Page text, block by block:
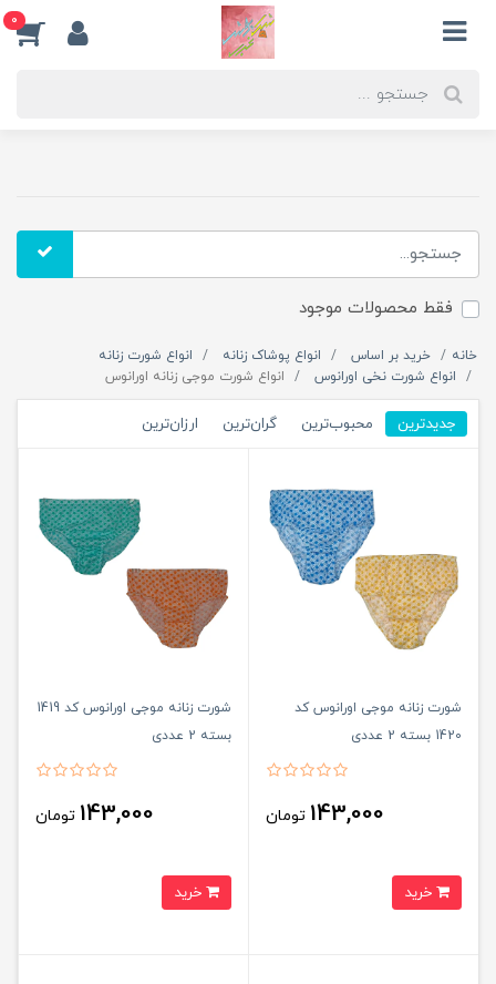
0
فقط محصولات موجود
خانه خرید بر اساس انواع پوشاک زنانه
انواع شورت زنانه
انواع شورت نخی اورانوس
انواع شورت موجی زنانه اورانوس
جدیدترین محبوب‌ترین گران‌ترین ارزان‌ترین
شورت زنانه موجی اورانوس کد
1420 بسته 2 عددی
143,000 تومان
شورت زنانه موجی اورانوس کد 1419
بسته 2 عددی
143,000 تومان